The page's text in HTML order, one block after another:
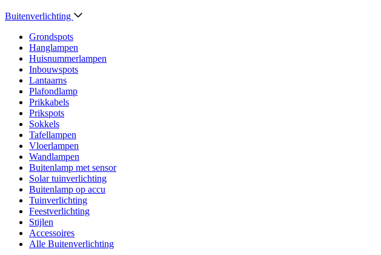
Buitenverlichting
Grondspots
Hanglampen
Huisnummerlampen
Inbouwspots
Lantaarns
Plafondlamp
Prikkabels
Prikspots
Sokkels
Tafellampen
Vloerlampen
Wandlampen
Buitenlamp met sensor
Solar tuinverlichting
Buitenlamp op accu
Tuinverlichting
Feestverlichting
Stijlen
Accessoires
Alle Buitenverlichting